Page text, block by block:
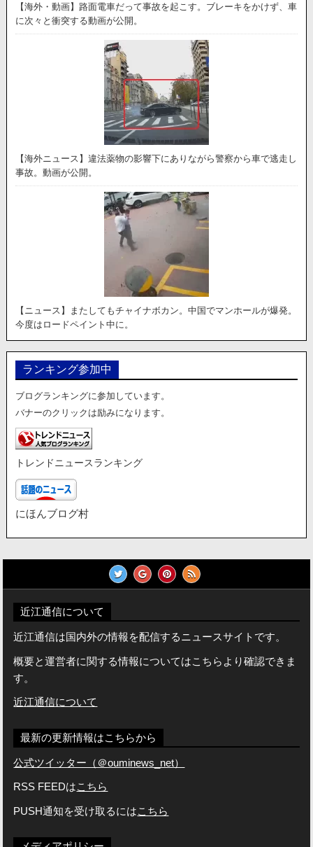
【海外・動画】路面電車だって事故を起こす。ブレーキをかけず、車
に次々と衝突する動画が公開。
【海外ニュース】違法薬物の影響下にありながら警察から車で逃走し
事故。動画が公開。
【ニュース】またしてもチャイナボカン。中国でマンホールが爆発。
今度はロードペイント中に。
ランキング参加中
ブログランキングに参加しています。
バナーのクリックは励みになります。
トレンドニュースランキング
にほんブログ村
近江通信について
近江通信は国内外の情報を配信するニュースサイトです。
概要と運営者に関する情報についてはこちらより確認できま
す。
近江通信について
最新の更新情報はこちらから
公式ツイッター（＠ouminews_net）
RSS FEEDはこちら
PUSH通知を受け取るにはこちら